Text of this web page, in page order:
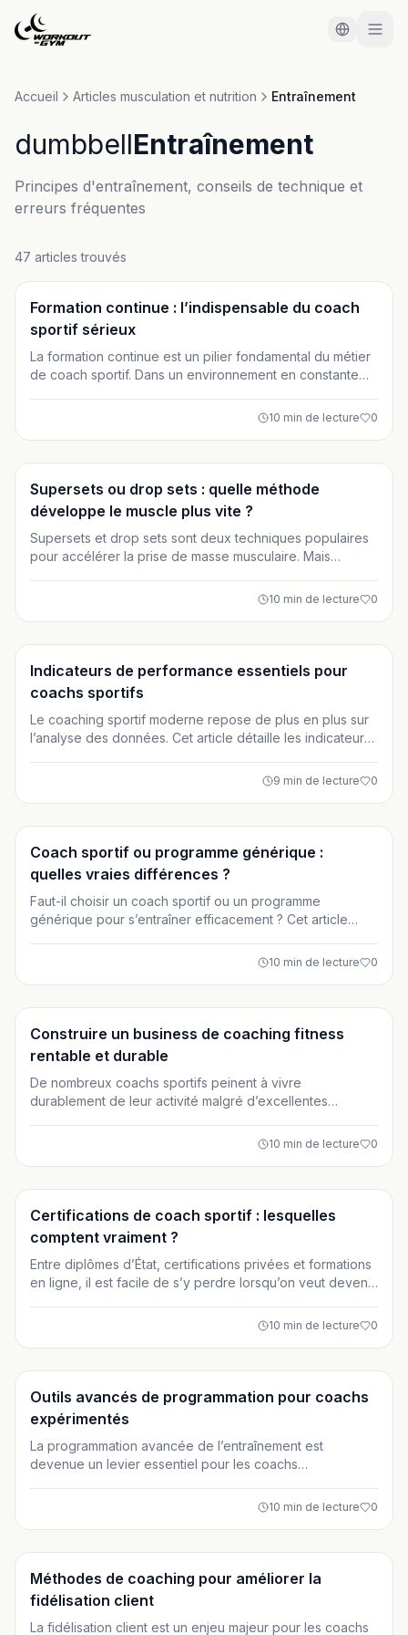
Aller au contenu principal
Accueil Articles musculation et nutrition Entraînement
dumbbellEntraînement
Principes d'entraînement, conseils de technique et
erreurs fréquentes
47 articles trouvés
Entraînement
Formation continue : l’indispensable du coach
sportif sérieux
La formation continue est un pilier fondamental du métier
de coach sportif. Dans un environnement en constante
performance. Découvrez les compétences essentielles à
10 min de lecture 0
Entraînement
Supersets ou drop sets : quelle méthode
développe le muscle plus vite ?
Supersets et drop sets sont deux techniques populaires
pour accélérer la prise de masse musculaire. Mais
les muscles plus vite ? Cet article analyse les mécanismes
votre niveau.
10 min de lecture 0
Entraînement
Indicateurs de performance essentiels pour
coachs sportifs
Le coaching sportif moderne repose de plus en plus sur
l’analyse des données. Cet article détaille les indicateurs
progression, la récupération et l’engagement des
et d’obtenir des résultats durables.
9 min de lecture 0
Entraînement
Coach sportif ou programme générique :
quelles vraies différences ?
Faut-il choisir un coach sportif ou un programme
générique pour s’entraîner efficacement ? Cet article
motivation et coût. Découvrez quelle solution correspond
10 min de lecture 0
Entraînement
Construire un business de coaching fitness
rentable et durable
De nombreux coachs sportifs peinent à vivre
durablement de leur activité malgré d’excellentes
pas pour construire un business de coaching fitness
fidélisation : découvrez les piliers d’une activité pérenne
en France.
10 min de lecture 0
Entraînement
Certifications de coach sportif : lesquelles
comptent vraiment ?
Entre diplômes d’État, certifications privées et formations
en ligne, il est facile de s’y perdre lorsqu’on veut devenir
certifications comptent réellement en France, tant sur le
10 min de lecture 0
Entraînement
Outils avancés de programmation pour coachs
expérimentés
La programmation avancée de l’entraînement est
devenue un levier essentiel pour les coachs
article explore les outils clés comme la périodisation non
orientés performance durable.
10 min de lecture 0
Entraînement
Méthodes de coaching pour améliorer la
fidélisation client
La fidélisation client est un enjeu majeur pour les coachs